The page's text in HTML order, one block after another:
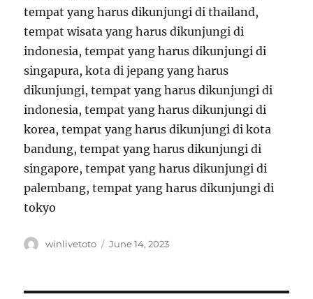
tempat yang harus dikunjungi di thailand,
tempat wisata yang harus dikunjungi di
indonesia, tempat yang harus dikunjungi di
singapura, kota di jepang yang harus
dikunjungi, tempat yang harus dikunjungi di
indonesia, tempat yang harus dikunjungi di
korea, tempat yang harus dikunjungi di kota
bandung, tempat yang harus dikunjungi di
singapore, tempat yang harus dikunjungi di
palembang, tempat yang harus dikunjungi di
tokyo
Author
winlivetoto
Posted
June 14, 2023